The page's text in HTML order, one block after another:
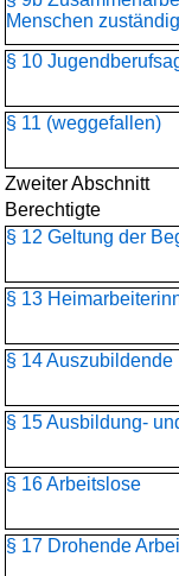
Menschen
§ 10
§ 11 (weggefallen)
Zweiter Abschnitt
Berechtigte
§ 12 Geltung der
§ 13
§ 14 Auszubildende
§ 15 Ausbildung-
§ 16 Arbeitslose
§ 17 Drohende